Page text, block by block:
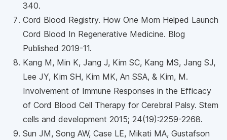
340.
Cord Blood Registry. How One Mom Helped Launch
Cord Blood In Regenerative Medicine. Blog
Published 2019-11.
Kang M, Min K, Jang J, Kim SC, Kang MS, Jang SJ,
Lee JY, Kim SH, Kim MK, An SSA, & Kim, M.
Involvement of Immune Responses in the Efficacy
of Cord Blood Cell Therapy for Cerebral Palsy. Stem
cells and development 2015; 24(19):2259-2268.
Sun JM, Song AW, Case LE, Mikati MA, Gustafson